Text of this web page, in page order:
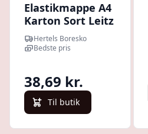
Elastikmappe A4
Karton Sort Leitz
WOW
Hertels Boresko
Bedste pris
38,69 kr.
Til butik